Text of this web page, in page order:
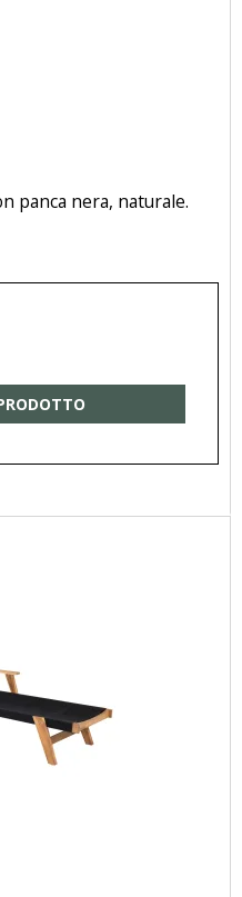
panca nera, naturale.